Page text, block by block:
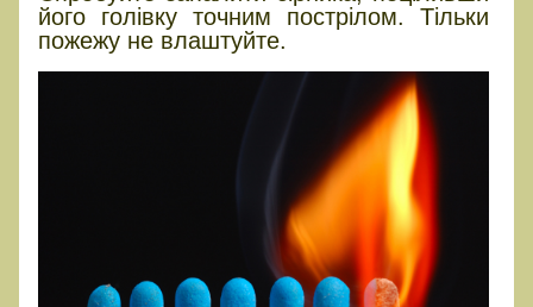
його голівку точним пострілом. Тільки
пожежу не влаштуйте.